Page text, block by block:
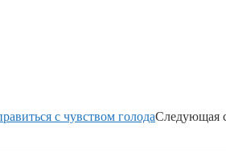
с чувством голодаСледующая